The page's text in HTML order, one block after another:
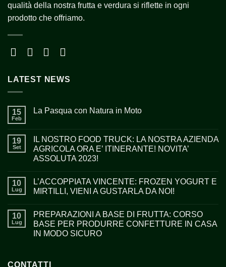
qualità della nostra frutta e verdura si riflette in ogni
prodotto che offriamo.
LATEST NEWS
15
Feb
La Pasqua con Natura in Moto
19
Set
IL NOSTRO FOOD TRUCK: LA NOSTRA AZIENDA
AGRICOLA ORA E’ ITINERANTE! NOVITA’
ASSOLUTA 2023!
10
Lug
L’ACCOPPIATA VINCENTE: FROZEN YOGURT E
MIRTILLI, VIENI A GUSTARLA DA NOI!
10
Lug
PREPARAZIONI A BASE DI FRUTTA: CORSO
BASE PER PRODURRE CONFETTURE IN CASA
IN MODO SICURO
CONTATTI